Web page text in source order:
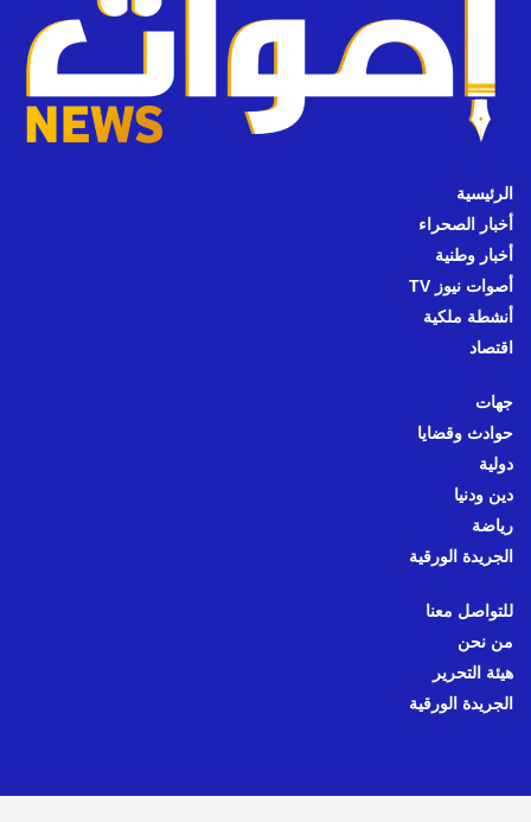
الرئيسية
أخبار الصحراء
أخبار وطنية
أصوات نيوز TV
أنشطة ملكية
اقتصاد
جهات
حوادث وقضايا
دولية
دين ودنيا
رياضة
الجريدة الورقية
للتواصل معنا
من نحن
هيئة التحرير
الجريدة الورقية